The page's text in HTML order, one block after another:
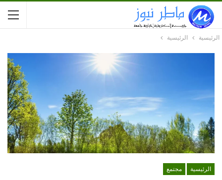
الرئيسية الرئيسية
الرئيسية مجتمع